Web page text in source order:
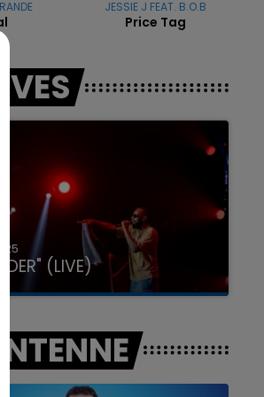
L'ÉTÉ
JESSIE J FEAT. B.O.B
Price Tag
(LIVE)